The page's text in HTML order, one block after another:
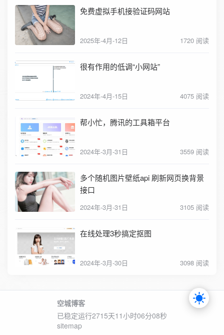
免费虚拟手机接验证码网站
2025年-4月-12日 1720 阅读
很有作用的低调“小网站”
2024年-4月-15日 4075 阅读
帮小忙，腾讯的工具箱平台
2024年-3月-31日 3559 阅读
多个随机图片壁纸api 刷新网页换背景
接口
2024年-3月-31日 3105 阅读
在线处理3秒搞定抠图
2024年-3月-30日 3098 阅读
空城博客
已稳定运行2715天11小时06分08秒
sitemap